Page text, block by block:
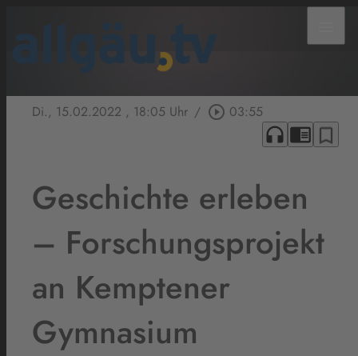
Di., 15.02.2022 , 18:05 Uhr / play_circle_outline 03:55
headphones chrome_reader_mode bookmark_border
Geschichte erleben
– Forschungsprojekt
an Kemptener
Gymnasium